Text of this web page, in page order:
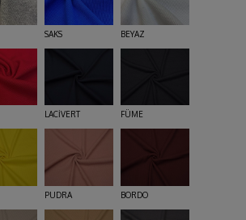
SAKS BEYAZ
LACİVERT FÜME
PUDRA BORDO